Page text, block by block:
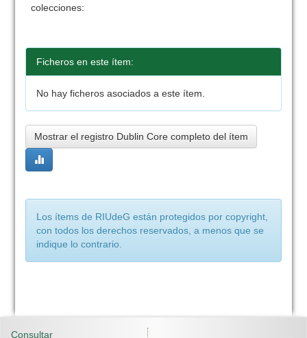
colecciones:
Ficheros en este ítem:
No hay ficheros asociados a este ítem.
Mostrar el registro Dublin Core completo del ítem
Los ítems de RIUdeG están protegidos por copyright,
con todos los derechos reservados, a menos que se
indique lo contrario.
Consultar